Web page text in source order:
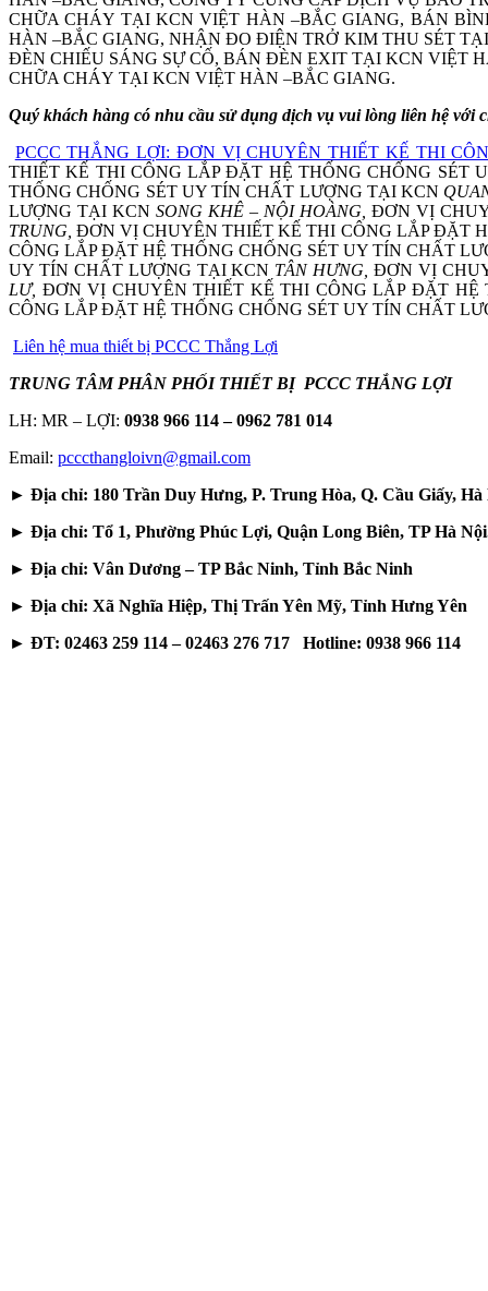
CHỮA CHÁY TẠI KCN VIỆT HÀN –BẮC GIANG, BÁN
HÀN –BẮC GIANG, NHẬN ĐO ĐIỆN TRỞ KIM THU SÉT
ĐÈN CHIẾU SÁNG SỰ CỐ, BÁN ĐÈN EXIT TẠI KCN VIỆT
CHỮA CHÁY TẠI KCN VIỆT HÀN –BẮC GIANG.
Quý khách hàng có nhu cầu sử dụng dịch vụ vui lòng liên hệ
PCCC THẮNG LỢI: ĐƠN VỊ CHUYÊN THIẾT KẾ THI
THIẾT KẾ THI CÔNG LẮP ĐẶT HỆ THỐNG CHỐNG SÉT
THỐNG CHỐNG SÉT UY TÍN CHẤT LƯỢNG TẠI KCN
LƯỢNG TẠI KCN SONG KHÊ – NỘI HOÀNG, ĐƠN VỊ
TRUNG,ĐƠN VỊ CHUYÊN THIẾT KẾ THI CÔNG LẮP ĐẶT
CÔNG LẮP ĐẶT HỆ THỐNG CHỐNG SÉT UY TÍN CHẤT
UY TÍN CHẤT LƯỢNG TẠI KCN TÂN HƯNG,ĐƠN VỊ
LƯ, ĐƠN VỊ CHUYÊN THIẾT KẾ THI CÔNG LẮP ĐẶT
CÔNG LẮP ĐẶT HỆ THỐNG CHỐNG SÉT UY TÍN CHẤT
Liên hệ mua thiết bị PCCC Thắng Lợi
TRUNG TÂM PHÂN PHỐI THIẾT BỊ PCCC THẮNG LỢI
LH: MR – LỢI: 0938 966 114 – 0962 781 014
Email: pcccthangloivn@gmail.com
► Địa chỉ: 180 Trần Duy Hưng, P. Trung Hòa, Q. Cầu Giấy, Hà
► Địa chỉ: Tổ 1, Phường Phúc Lợi, Quận Long Biên, TP Hà
► Địa chỉ: Vân Dương – TP Bắc Ninh, Tỉnh Bắc Ninh
► Địa chỉ: Xã Nghĩa Hiệp, Thị Trấn Yên Mỹ, Tỉnh Hưng Yên
► ĐT: 02463 259 114 – 02463 276 717 Hotline: 0938 966 114